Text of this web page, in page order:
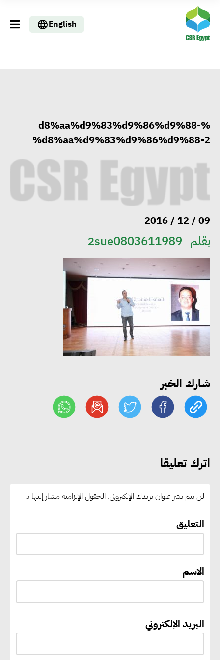
English
%d8%aa%d9%83%d9%86%d9%88-
%d8%aa%d9%83%d9%86%d9%88-2
09 / 12 / 2016
بقلم 2sue0803611989
شارك الخبر
اترك تعليقا
لن يتم نشر عنوان بريدك الإلكتروني. الحقول الإلزامية مشار إليها بـ
التعليق
الاسم
البريد الإلكتروني
مجلس الوزراء: تراجع معدل
البطالة في مصر إلى 5.8% خلال
الربع الثاني من 2026
وزير الصناعة يبحث مع البرازيل و
الصين تعزيز الشراكات الصناعية
وجذب استثمارات جديدة إلى مصر
رغبات المرحلة الأولى.. والوزارة تدعو
الطلاب إلى سرعة التسجيل وعدم
يعمل على تطوير موقعه الإلكتروني
ليصبح منصة رقمية متكاملة تدعم
إيفل تستثمر ما يصل إلى 130
“بي إس آر” في مشروعات الطاقة